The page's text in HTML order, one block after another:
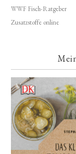
WWF Fisch-Ratgeber
Zusatzstoffe online